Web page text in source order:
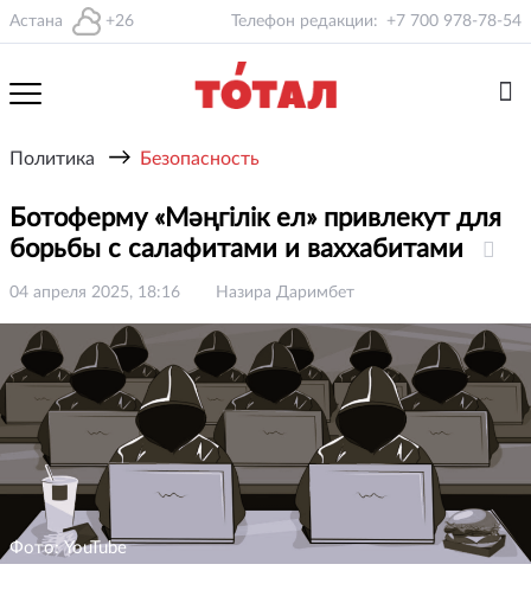
Астана +26 Телефон редакции: +7 700 978-78-54
Политика → Безопасность
Ботоферму «Мәңгілік ел» привлекут для
борьбы с салафитами и ваххабитами
04 апреля 2025, 18:16 Назира Даримбет
Фото: YouTube